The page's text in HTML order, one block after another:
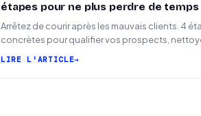
étapes pour ne plus perdre de temps
Arrêtez de courir après les mauvais clients. 4
concrètes pour qualifier vos prospects,
LIRE L'ARTICLE